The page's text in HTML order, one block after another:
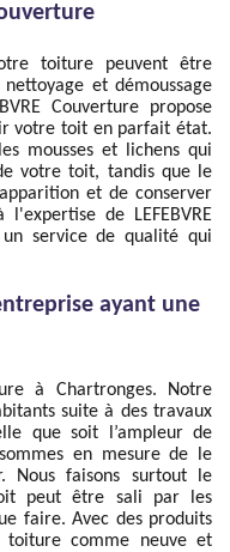
toiture peuvent être
et démoussage
Couverture propose
votre toit en parfait état.
mousses et lichens qui
votre toit, tandis que le
et de conserver
de LEFEBVRE
service de qualité qui
ayant une
à Chartronges. Notre
suite à des travaux
que soit l’ampleur de
en mesure de le
Nous faisons surtout le
peut être sali par les
faire. Avec des produits
toiture comme neuve et